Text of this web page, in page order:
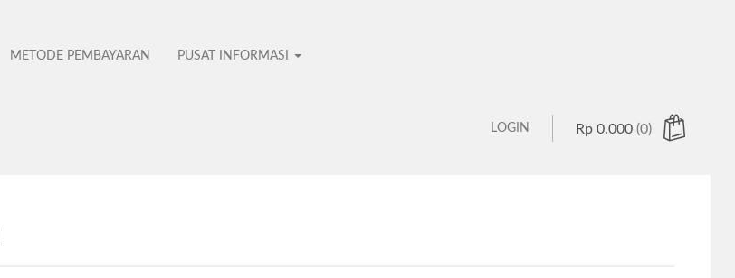
METODE PEMBAYARAN PUSAT INFORMASI
Rp 0.000 (0)
LOGIN